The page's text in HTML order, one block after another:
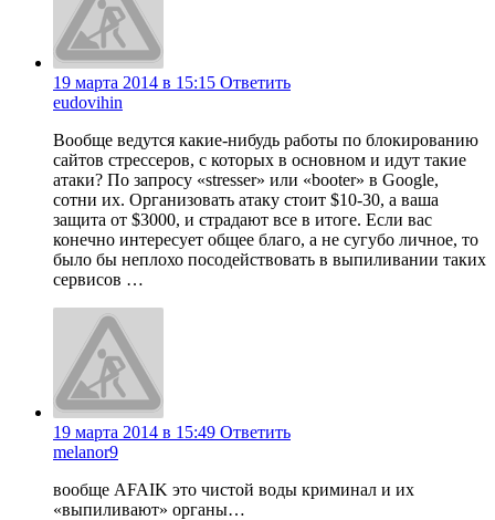
19 марта 2014 в 15:15 Ответить
eudovihin
Вообще ведутся какие-нибудь работы по блокированию
сайтов стрессеров, с которых в основном и идут такие
атаки? По запросу «stresser» или «booter» в Google,
сотни их. Организовать атаку стоит $10-30, а ваша
защита от $3000, и страдают все в итоге. Если вас
конечно интересует общее благо, а не сугубо личное, то
было бы неплохо посодействовать в выпиливании таких
сервисов …
19 марта 2014 в 15:49 Ответить
melanor9
вообще AFAIK это чистой воды криминал и их
«выпиливают» органы…